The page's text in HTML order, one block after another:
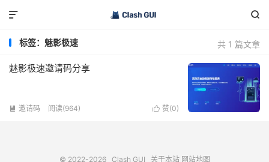


共 1 篇文章
标签：魅影极速
魅影极速邀请码分享
 赞(0)
 邀请码 阅读(964)
© 2022-2026 Clash GUI 关于本站 网站地图